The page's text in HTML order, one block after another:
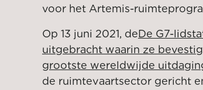
voor het Artemis-
Op 13 juni 2021, deDe G7-
uitgebracht waarin ze
grootste wereldwijde
de ruimtevaartsector gericht